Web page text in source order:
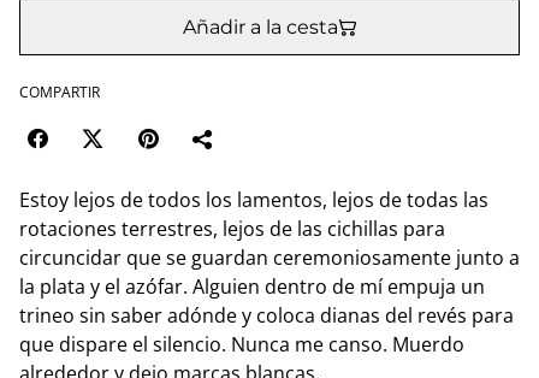
Añadir a la cesta
COMPARTIR
Estoy lejos de todos los lamentos, lejos de todas las
rotaciones terrestres, lejos de las cichillas para
circuncidar que se guardan ceremoniosamente junto a
la plata y el azófar. Alguien dentro de mí empuja un
trineo sin saber adónde y coloca dianas del revés para
que dispare el silencio. Nunca me canso. Muerdo